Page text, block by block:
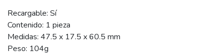
Recargable: Sí
Contenido: 1 pieza
Medidas: 47.5 x 17.5 x 60.5 mm
Peso: 104g